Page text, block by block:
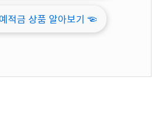
적금 상품 알아보기 ☜